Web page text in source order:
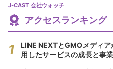
J-CAST 会社ウォッチ
アクセスランキング
LINE NEXTとGMOメディ
用したサービスの成長と事